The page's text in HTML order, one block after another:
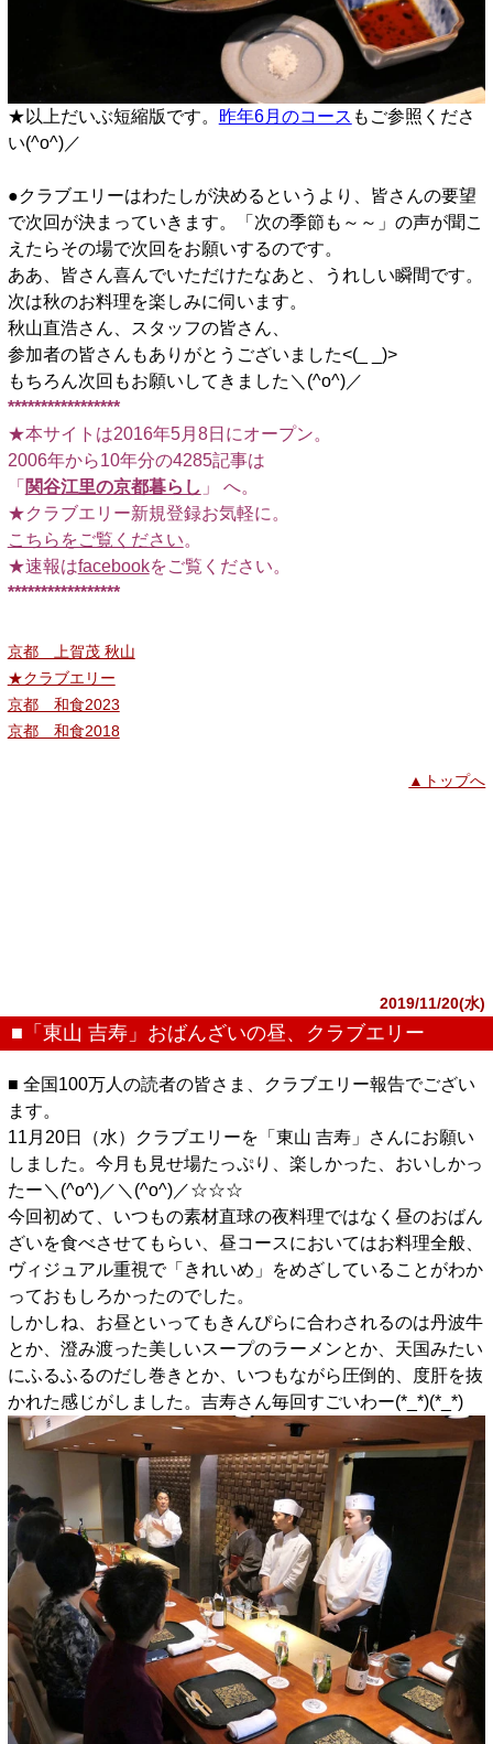
★以上だいぶ短縮版です。 昨年6月のコース もご参照くださ
い(^o^)／
●クラブエリーはわたしが決めるというより、皆さんの要望
で次回が決まっていきます。「次の季節も～～」の声が聞こ
えたらその場で次回をお願いするのです。
ああ、皆さん喜んでいただけたなあと、うれしい瞬間です。
次は秋のお料理を楽しみに伺います。
秋山直浩さん、スタッフの皆さん、
参加者の皆さんもありがとうございました<(_ _)>
もちろん次回もお願いしてきました＼(^o^)／
*****************
★本サイトは2016年5月8日にオープン。
2006年から10年分の4285記事は
「 関谷江里の京都暮らし 」 へ。
★クラブエリー新規登録お気軽に。
こちらをご覧ください。
★速報はfacebookをご覧ください。
*****************
京都 上賀茂 秋山
★クラブエリー
京都 和食2023
京都 和食2018
▲トップへ
2019/11/20(水)
■「東山 吉寿」おばんざいの昼、クラブエリー
■ 全国100万人の読者の皆さま、クラブエリー報告でござい
ます。
11月20日（水）クラブエリーを「東山 吉寿」さんにお願い
しました。今月も見せ場たっぷり、楽しかった、おいしかっ
たー＼(^o^)／＼(^o^)／☆☆☆
今回初めて、いつもの素材直球の夜料理ではなく昼のおばん
ざいを食べさせてもらい、昼コースにおいてはお料理全般、
ヴィジュアル重視で「きれいめ」をめざしていることがわか
っておもしろかったのでした。
しかしね、お昼といってもきんぴらに合わされるのは丹波牛
とか、澄み渡った美しいスープのラーメンとか、天国みたい
にふるふるのだし巻きとか、いつもながら圧倒的、度肝を抜
かれた感じがしました。吉寿さん毎回すごいわー(*_*)(*_*)